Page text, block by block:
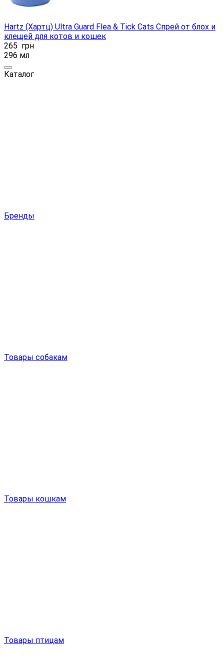
Hartz (Хартц) Ultra Guard Flea & Tick Cats Спрей от блох и
клещей для котов и кошек
265 грн
296 мл
Каталог
Бренды
Товары собакам
Товары кошкам
Товары птицам